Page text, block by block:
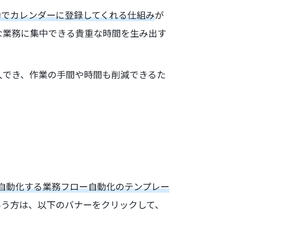
カレンダーに登録してくれる仕組みが
務に集中できる貴重な時間を生み出す
き、作業の手間や時間も削減できるた
動化する業務フロー自動化のテンプレー
方は、以下のバナーをクリックして、